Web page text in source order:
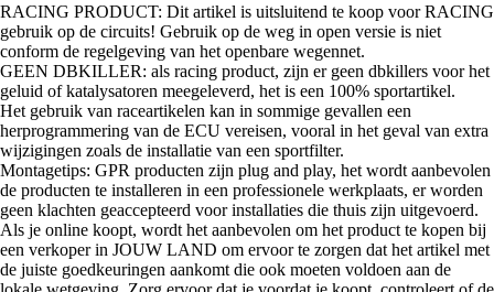
RACING PRODUCT: Dit artikel is uitsluitend te koop voor RACING
gebruik op de circuits! Gebruik op de weg in open versie is niet
conform de regelgeving van het openbare wegennet.
GEEN DBKILLER: als racing product, zijn er geen dbkillers voor het
geluid of katalysatoren meegeleverd, het is een 100% sportartikel.
Het gebruik van raceartikelen kan in sommige gevallen een
herprogrammering van de ECU vereisen, vooral in het geval van extra
wijzigingen zoals de installatie van een sportfilter.
Montagetips: GPR producten zijn plug and play, het wordt aanbevolen
de producten te installeren in een professionele werkplaats, er worden
geen klachten geaccepteerd voor installaties die thuis zijn uitgevoerd.
Als je online koopt, wordt het aanbevolen om het product te kopen bij
een verkoper in JOUW LAND om ervoor te zorgen dat het artikel met
de juiste goedkeuringen aankomt die ook moeten voldoen aan de